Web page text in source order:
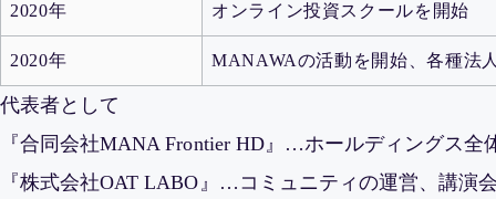
2020年 オンライン投資スクールを開始
2020年 MANAWAの活動を開始、各種法
代表者として
『合同会社MANA Frontier HD』…ホールディングス全
『株式会社OAT LABO』…コミュニティの運営、講演